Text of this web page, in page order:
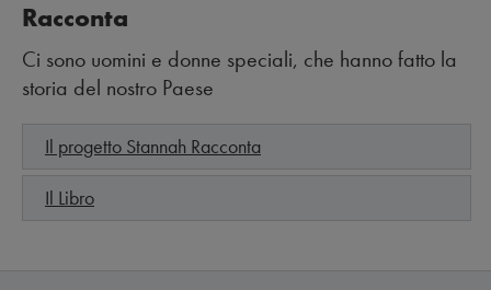
Racconta
Ci sono uomini e donne speciali, che hanno fatto la
storia del nostro Paese
Il progetto Stannah Racconta
Il Libro